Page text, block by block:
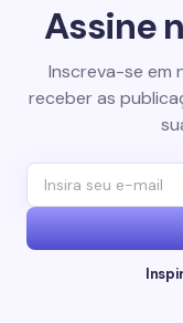
Assine
Inscreva-se em
receber as